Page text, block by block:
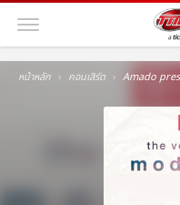
หน้าหลัก คอนเสิร์ต Amado